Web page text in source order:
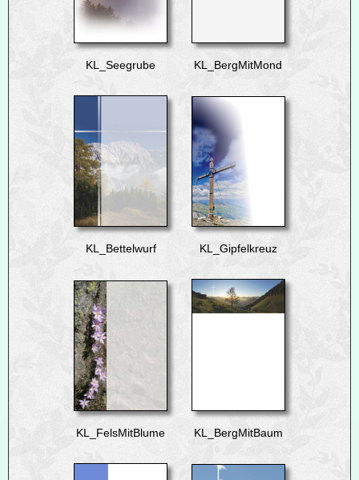
KL_Seegrube KL_BergMitMond
KL_Bettelwurf KL_Gipfelkreuz
KL_FelsMitBlume KL_BergMitBaum